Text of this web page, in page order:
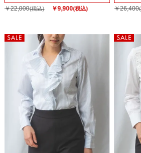
￥22,000(税込) ￥9,900(税込) ￥26,400